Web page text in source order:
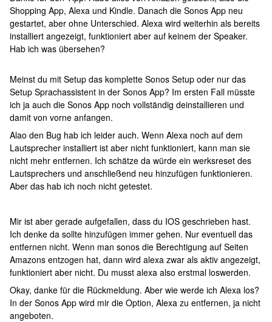
Shopping App, Alexa und Kindle. Danach die Sonos App neu
gestartet, aber ohne Unterschied. Alexa wird weiterhin als bereits
installiert angezeigt, funktioniert aber auf keinem der Speaker.
Hab ich was übersehen?
Meinst du mit Setup das komplette Sonos Setup oder nur das
Setup Sprachassistent in der Sonos App? Im ersten Fall müsste
ich ja auch die Sonos App noch vollständig deinstallieren und
damit von vorne anfangen.
Alao den Bug hab ich leider auch. Wenn Alexa noch auf dem
Lautsprecher installiert ist aber nicht funktioniert, kann man sie
nicht mehr entfernen. Ich schätze da würde ein werksreset des
Lautsprechers und anschließend neu hinzufügen funktionieren.
Aber das hab ich noch nicht getestet.
Mir ist aber gerade aufgefallen, dass du IOS geschrieben hast.
Ich denke da sollte hinzufügen immer gehen. Nur eventuell das
entfernen nicht. Wenn man sonos die Berechtigung auf Seiten
Amazons entzogen hat, dann wird alexa zwar als aktiv angezeigt,
funktioniert aber nicht. Du musst alexa also erstmal loswerden.
Okay, danke für die Rückmeldung. Aber wie werde ich Alexa los?
In der Sonos App wird mir die Option, Alexa zu entfernen, ja nicht
angeboten.